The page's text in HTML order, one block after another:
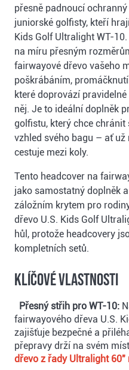
přesně padnoucí
juniorské golfisty, kteří
Kids Golf Ultralight WT-
na míru přesným
fairwayové dřevo vašeho
poškrábáním,
které doprovází
něj. Je to ideální doplněk
golfistu, který chce chránit
vzhled svého bagu – ať
cestuje mezi koly.
Tento headcover na
jako samostatný doplněk
záložním krytem pro
dřevo U.S. Kids Golf
hůl, protože headcovery
kompletních setů.
Klíčové vlastnosti
Přesný střih pro WT-10:
fairwayového dřeva U.S.
zajišťuje bezpečné a
přepravy drží na svém
dřevo z řady Ultralight 60"